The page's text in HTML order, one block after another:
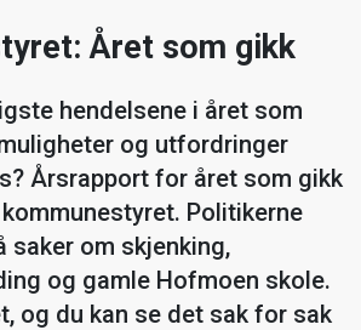
Året som gikk
hendelsene i året som
og utfordringer
Årsrapport for året som gikk
Politikerne
saker om skjenking,
og gamle Hofmoen skole.
og du kan se det sak for sak